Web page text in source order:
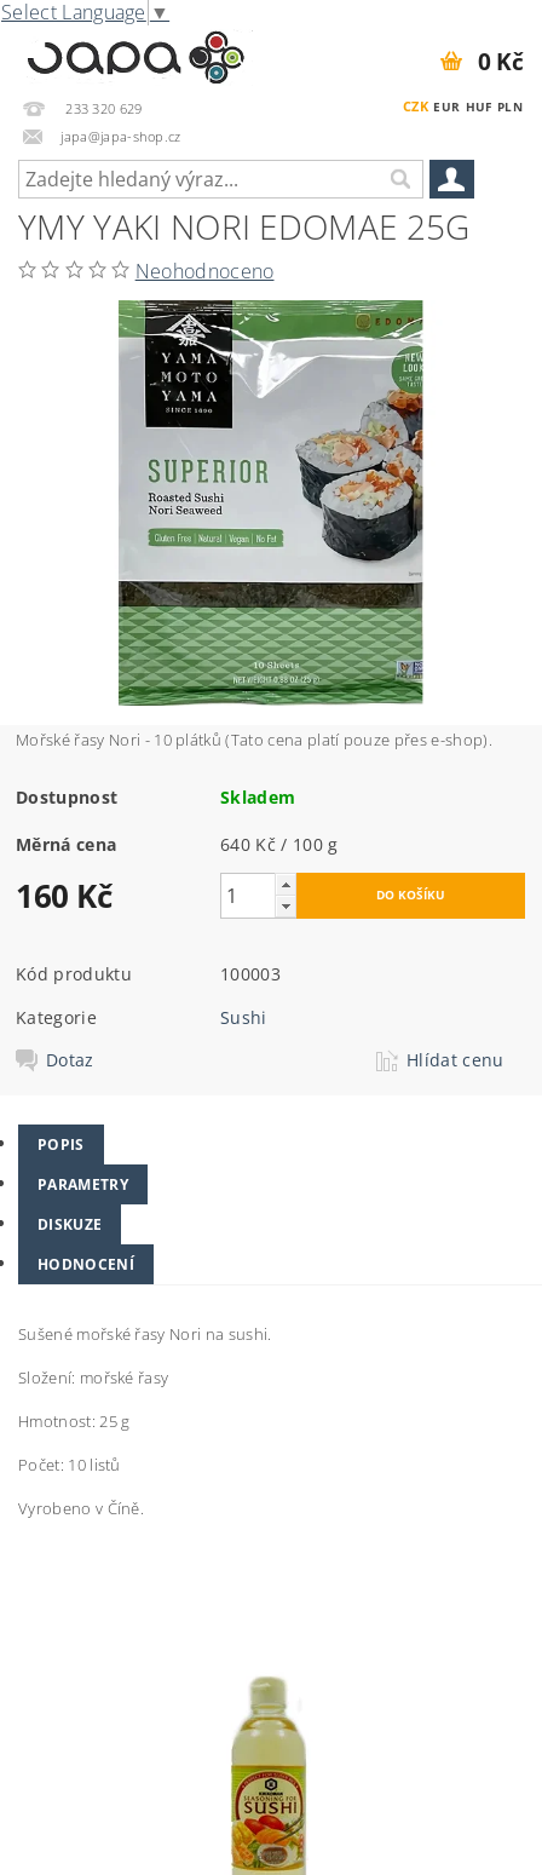
Select Language ▼
233 320 629
japa@japa-shop.cz
CZK EUR HUF PLN
0 Kč
YMY YAKI NORI EDOMAE 25G
Neohodnoceno
Mořské řasy Nori - 10 plátků (Tato cena platí pouze přes e-shop).
Dostupnost Skladem
Měrná cena 640 Kč / 100 g
160 Kč
Kód produktu
100003
Kategorie
Sushi
Dotaz
Hlídat cenu
POPIS
PARAMETRY
DISKUZE
HODNOCENÍ
Sušené mořské řasy Nori na sushi.
Složení: mořské řasy
Hmotnost: 25 g
Počet: 10 listů
Vyrobeno v Číně.